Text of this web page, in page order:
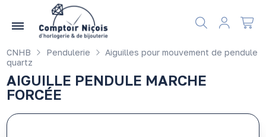
CNHB Pendulerie
Aiguilles pour mouvement de pendule
quartz
AIGUILLE PENDULE MARCHE
FORCÉE
Gérer les préférences en matière de cookies